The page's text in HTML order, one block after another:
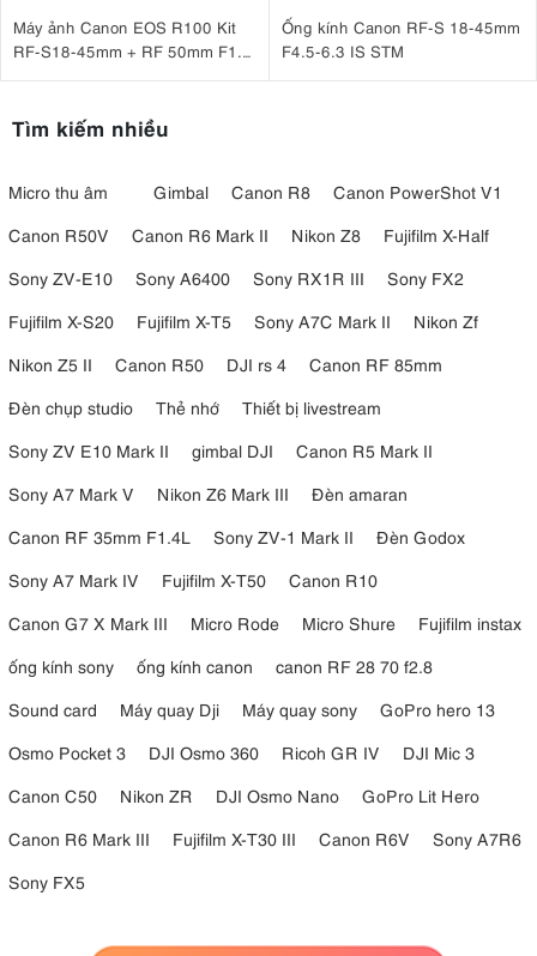
Máy ảnh Canon EOS R100 Kit
RF-S18-45mm + RF 50mm F1.8
Ống kính Canon RF-S 18-45mm
F4.5-6.3 IS STM
Tìm kiếm nhiều
Micro thu âm Gimbal Canon R8
Canon PowerShot V1
Canon R50V
Canon R6 Mark II Nikon Z8
Fujifilm X-Half
Sony ZV-E10
Sony A6400 Sony RX1R III
Sony FX2
Fujifilm X-S20
Fujifilm X-T5 Sony A7C Mark II
Nikon Zf
Nikon Z5 II
Canon R50 DJI rs 4
Canon RF 85mm
Đèn chụp studio
Thẻ nhớ
Thiết bị livestream
Sony ZV E10 Mark II
gimbal DJI
Canon R5 Mark II
Sony A7 Mark V
Nikon Z6 Mark III
Đèn amaran
Canon RF 35mm F1.4L
Sony ZV-1 Mark II
Đèn Godox
Sony A7 Mark IV
Fujifilm X-T50
Canon R10
Canon G7 X Mark III
Micro Rode Micro Shure
Fujifilm instax
ống kính sony
ống kính canon
canon RF 28 70 f2.8
Sound card
Máy quay Dji Máy quay sony
GoPro hero 13
Osmo Pocket 3
DJI Osmo 360 Ricoh GR IV
DJI Mic 3
Canon C50
Nikon ZR DJI Osmo Nano
GoPro Lit Hero
Canon R6 Mark III
Fujifilm X-T30 III Canon R6V
Sony A7R6
Sony FX5